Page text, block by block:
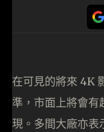
在可見的將來 4K
準，市面上將會有
現。多間大廠亦表